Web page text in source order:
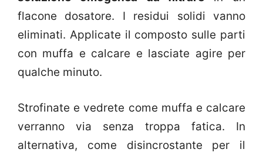
flacone dosatore. I residui solidi vanno
eliminati. Applicate il composto sulle parti
con muffa e calcare e lasciate agire per
qualche minuto.
Strofinate e vedrete come muffa e calcare
verranno via senza troppa fatica. In
alternativa, come disincrostante per il